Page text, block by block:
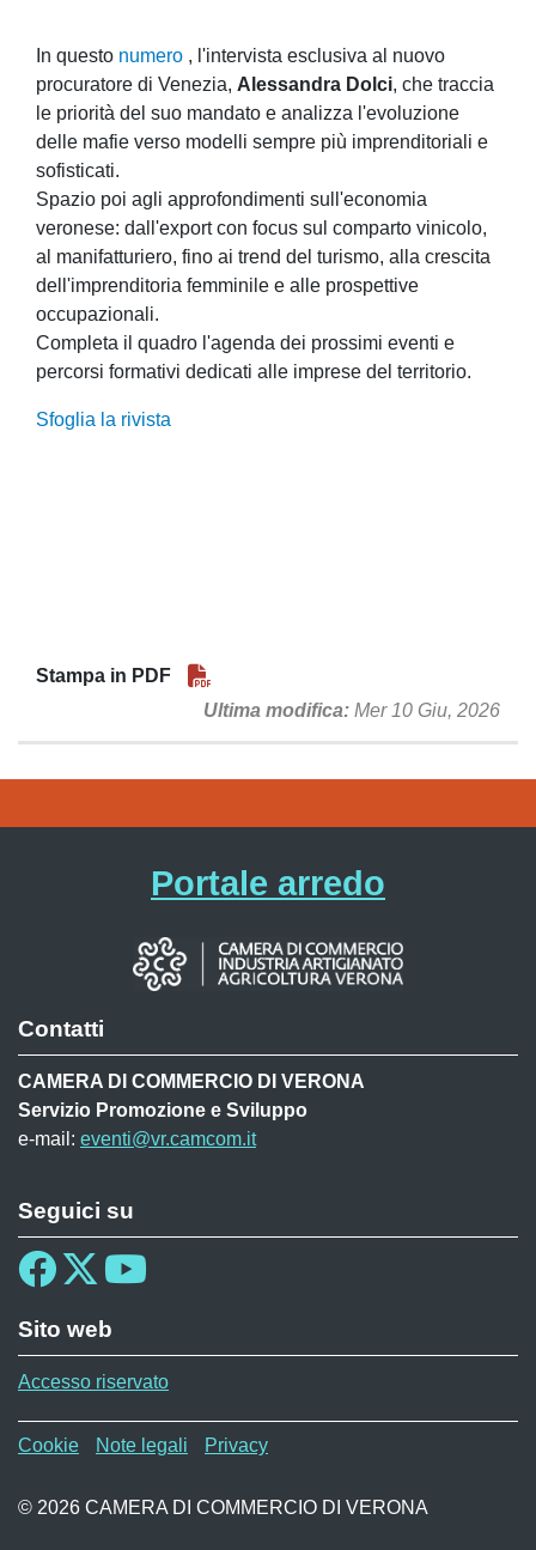
In questo numero , l'intervista esclusiva al nuovo
procuratore di Venezia, Alessandra Dolci, che traccia
le priorità del suo mandato e analizza l'evoluzione
delle mafie verso modelli sempre più imprenditoriali e
sofisticati.
Spazio poi agli approfondimenti sull'economia
veronese: dall'export con focus sul comparto vinicolo,
al manifatturiero, fino ai trend del turismo, alla crescita
dell'imprenditoria femminile e alle prospettive
occupazionali.
Completa il quadro l'agenda dei prossimi eventi e
percorsi formativi dedicati alle imprese del territorio.
Sfoglia la rivista
Stampa in PDF
Ultima modifica Mer 10 Giu, 2026
Portale arredo
Contatti
CAMERA DI COMMERCIO DI VERONA
Servizio Promozione e Sviluppo
e-mail: eventi@vr.camcom.it
Seguici su
Sito web
Accesso riservato
Menù privacy MAF
Cookie Note legali Privacy
© 2026 CAMERA DI COMMERCIO DI VERONA